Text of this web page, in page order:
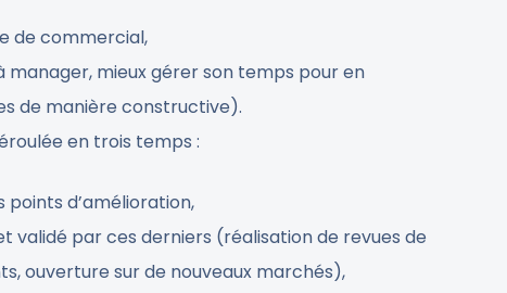
de commercial,
mieux gérer son temps pour en
de manière constructive).
en trois temps :
points d’amélioration,
validé par ces derniers (réalisation de revues de
ouverture sur de nouveaux marchés),